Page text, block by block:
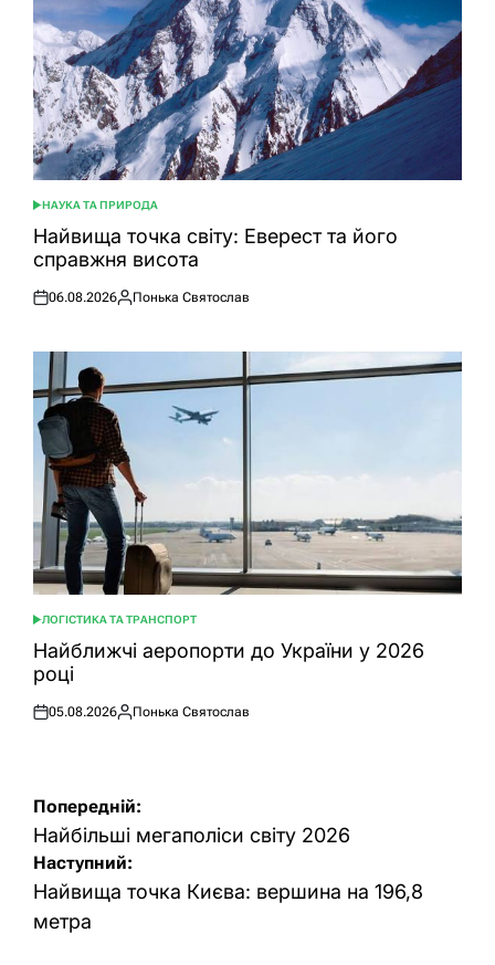
ОПУБЛІКУВАТИ
У
НАУКА ТА ПРИРОДА
Найвища точка світу: Еверест та його
справжня висота
Оприлюднено
06.08.2026
Опубліковано
Понька Святослав
ОПУБЛІКУВАТИ
У
ЛОГІСТИКА ТА ТРАНСПОРТ
Найближчі аеропорти до України у 2026
році
Оприлюднено
05.08.2026
Опубліковано
Понька Святослав
Навігація
записів
Попередній:
Найбільші мегаполіси світу 2026
Наступний:
Найвища точка Києва: вершина на 196,8
метра